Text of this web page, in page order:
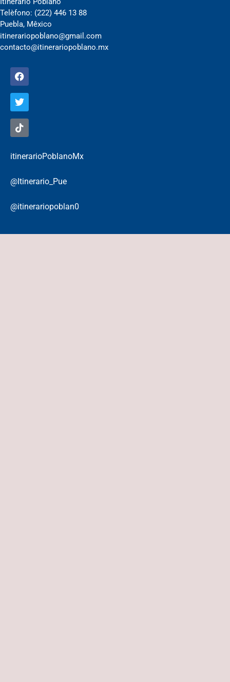
Telèfono: (222) 446 13 88
Puebla, Mêxico
itinerariopoblano@gmail.com
contacto@itinerariopoblano.mx
itinerarioPoblanoMx
@Itinerario_Pue
@itinerariopoblan0